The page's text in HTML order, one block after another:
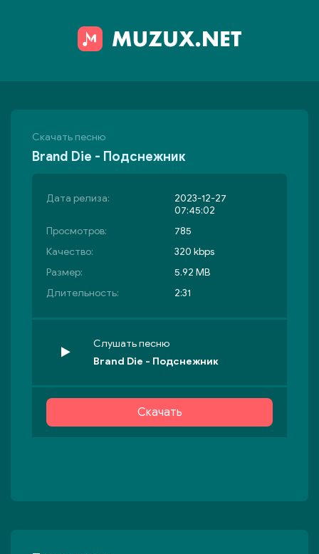
Скачать песню
Brand Die - Подснежник
Дата релиза:
2023-12-27
07:45:02
Просмотров:
785
Качество:
320 kbps
Размер:
5.92 MB
Длительность:
2:31
Слушать песню
Brand Die - Подснежник
Скачать